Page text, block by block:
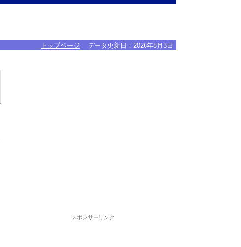
トップページ データ更新日： 2026年8月3日
スポンサーリンク